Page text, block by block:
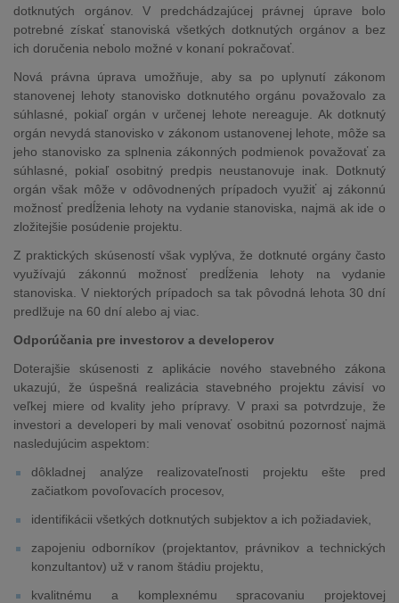
dotknutých orgánov. V predchádzajúcej právnej úprave bolo
potrebné získať stanoviská všetkých dotknutých orgánov a bez
ich doručenia nebolo možné v konaní pokračovať.
Nová právna úprava umožňuje, aby sa po uplynutí zákonom
stanovenej lehoty stanovisko dotknutého orgánu považovalo za
súhlasné, pokiaľ orgán v určenej lehote nereaguje. Ak dotknutý
orgán nevydá stanovisko v zákonom ustanovenej lehote, môže sa
jeho stanovisko za splnenia zákonných podmienok považovať za
súhlasné, pokiaľ osobitný predpis neustanovuje inak. Dotknutý
orgán však môže v odôvodnených prípadoch využiť aj zákonnú
možnosť predĺženia lehoty na vydanie stanoviska, najmä ak ide o
zložitejšie posúdenie projektu.
Z praktických skúseností však vyplýva, že dotknuté orgány často
využívajú zákonnú možnosť predĺženia lehoty na vydanie
stanoviska. V niektorých prípadoch sa tak pôvodná lehota 30 dní
predlžuje na 60 dní alebo aj viac.
Odporúčania pre investorov a developerov
Doterajšie skúsenosti z aplikácie nového stavebného zákona
ukazujú, že úspešná realizácia stavebného projektu závisí vo
veľkej miere od kvality jeho prípravy. V praxi sa potvrdzuje, že
investori a developeri by mali venovať osobitnú pozornosť najmä
nasledujúcim aspektom:
dôkladnej analýze realizovateľnosti projektu ešte pred
začiatkom povoľovacích procesov,
identifikácii všetkých dotknutých subjektov a ich požiadaviek,
zapojeniu odborníkov (projektantov, právnikov a technických
konzultantov) už v ranom štádiu projektu,
kvalitnému a komplexnému spracovaniu projektovej